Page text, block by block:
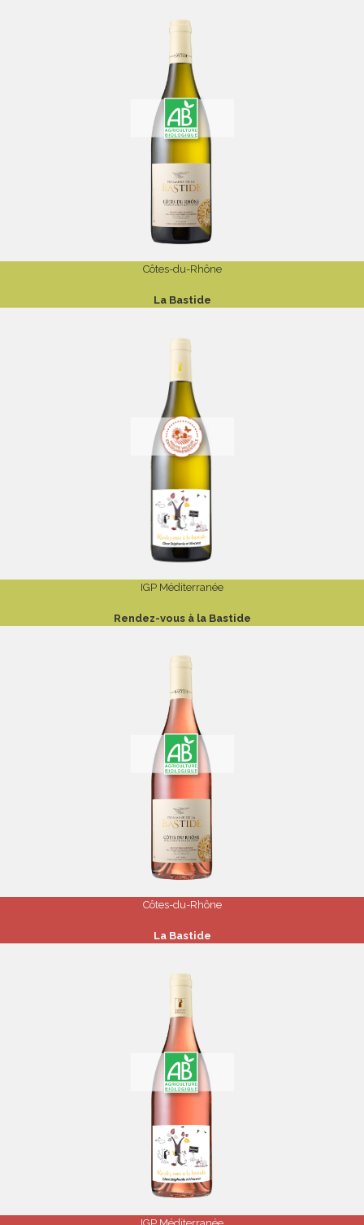
Côtes-du-Rhône
La Bastide
IGP Méditerranée
Rendez-vous à la Bastide
Côtes-du-Rhône
La Bastide